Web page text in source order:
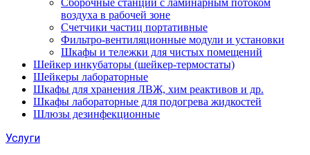
Сборочные станции с ламинарным потоком
воздуха в рабочей зоне
Счетчики частиц портативные
Фильтро-вентиляционные модули и установки
Шкафы и тележки для чистых помещений
Шейкер инкубаторы (шейкер-термостаты)
Шейкеры лабораторные
Шкафы для хранения ЛВЖ, хим реактивов и др.
Шкафы лабораторные для подогрева жидкостей
Шлюзы дезинфекционные
Услуги